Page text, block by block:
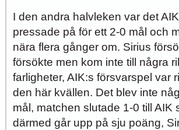
I den andra halvleken var det
pressade på för ett 2-0 mål och
nära flera gånger om. Sirius
försökte men kom inte till några
farligheter, AIK:s försvarspel var
den här kvällen. Det blev inte
mål, matchen slutade 1-0 till AIK
därmed går upp på sju poäng,